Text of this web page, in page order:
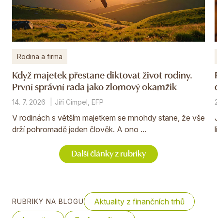
Rodina a firma
Když majetek přestane diktovat život rodiny.
První správní rada jako zlomový okamžik
14. 7. 2026 Jiří Cimpel, EFP
V rodinách s větším majetkem se mnohdy stane, že vše
drží pohromadě jeden člověk. A ono ...
Další články z rubriky
RUBRIKY NA BLOGU
Aktuality z finančních trhů